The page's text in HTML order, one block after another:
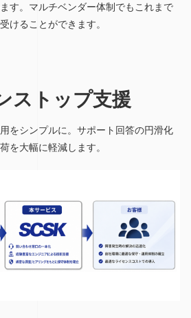
す。マルチベンダー体制でもこれまで
けることができます。
ストップ支援
をシンプルに。サポート回答の円滑化
を大幅に軽減します。